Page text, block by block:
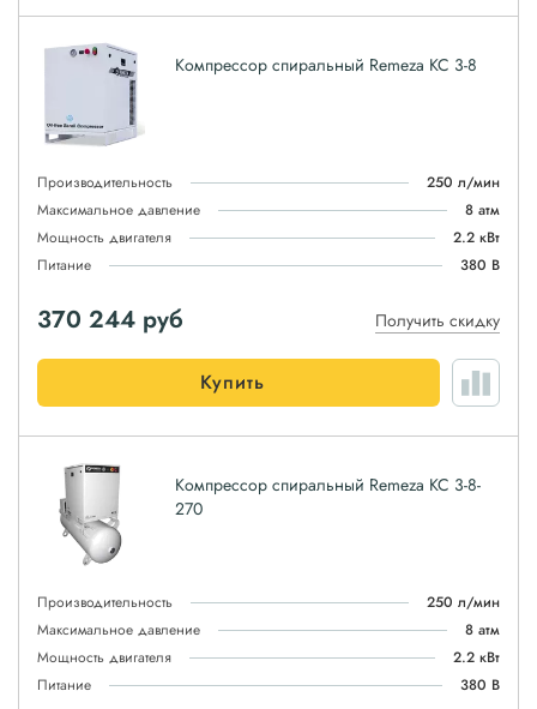
Компрессор спиральный Remeza КС 3-8
Производительность
250 л/мин
Максимальное давление
8 атм
Мощность двигателя
2.2 кВт
Питание
380 В
370 244 руб Получить скидку
Купить
Компрессор спиральный Remeza КС 3-8-
270
Производительность
250 л/мин
Максимальное давление
8 атм
Мощность двигателя
2.2 кВт
Питание
380 В